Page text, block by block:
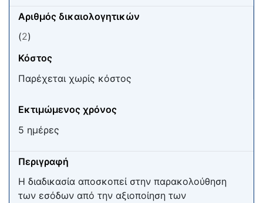
Αριθμός δικαιολογητικών
(2)
Κόστος
Παρέχεται χωρίς κόστος
Εκτιμώμενος χρόνος
5 ημέρες
Περιγραφή
Η διαδικασία αποσκοπεί στην παρακολούθηση
των εσόδων από την αξιοποίηση των